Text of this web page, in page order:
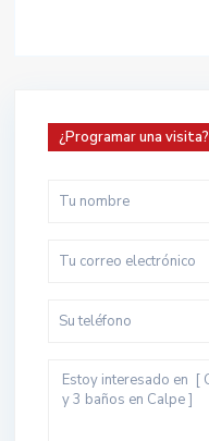
¿Programar una visita?